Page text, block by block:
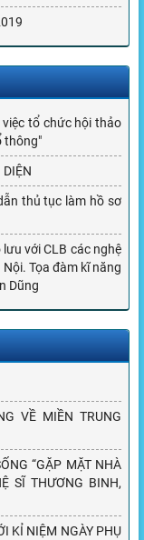
việc tổ chức hội thảo
thông"
thủ tục làm hồ sơ
với CLB các nghệ
Tọa đàm kĩ năng
Dũng
VỀ MIỀN TRUNG
“GẶP MẶT NHÀ
SĨ THƯƠNG BINH,
KỈ NIỆM NGÀY PHỤ